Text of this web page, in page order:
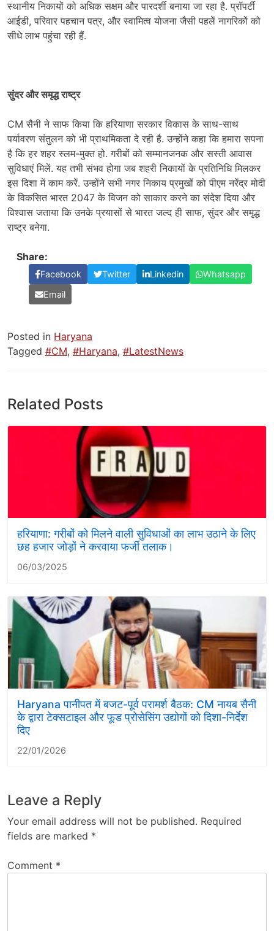
स्थानीय निकायों को अधिक सक्षम और पारदर्शी बनाया जा रहा है. प्रॉपर्टी
आईडी, परिवार पहचान पत्र, और स्वामित्व योजना जैसी पहलें नागरिकों को
सीधे लाभ पहुंचा रही हैं.
सुंदर और समृद्ध राष्ट्र
CM सैनी ने साफ किया कि हरियाणा सरकार विकास के साथ-साथ
पर्यावरण संतुलन को भी प्राथमिकता दे रही है. उन्होंने कहा कि हमारा सपना
है कि हर शहर स्लम-मुक्त हो. गरीबों को सम्मानजनक और सस्ती आवास
सुविधाएं मिलें. यह तभी संभव होगा जब शहरी निकायों के प्रतिनिधि मिलकर
इस दिशा में काम करें. उन्होंने सभी नगर निकाय प्रमुखों को पीएम नरेंद्र मोदी
के विकसित भारत 2047 के विजन को साकार करने का संदेश दिया और
विश्वास जताया कि उनके प्रयासों से भारत जल्द ही साफ, सुंदर और समृद्ध
राष्ट्र बनेगा.
Share:
Facebook Twitter Linkedin
Whatsapp
Email
Posted in Haryana
Tagged #CM, #Haryana, #LatestNews
Related Posts
हरियाणा: गरीबों को मिलने वाली सुविधाओं का लाभ उठाने के लिए
छह हजार जोड़ों ने करवाया फर्जी तलाक।
06/03/2025
Haryana पानीपत में बजट-पूर्व परामर्श बैठक: CM नायब सैनी
के द्वारा टेक्सटाइल और फूड प्रोसेसिंग उद्योगों को दिशा-निर्देश
दिए
22/01/2026
Leave a Reply
Your email address will not be published. Required
fields are marked *
Comment *